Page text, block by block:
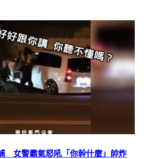
女警霸氣怒吼「你幹什麼」帥炸